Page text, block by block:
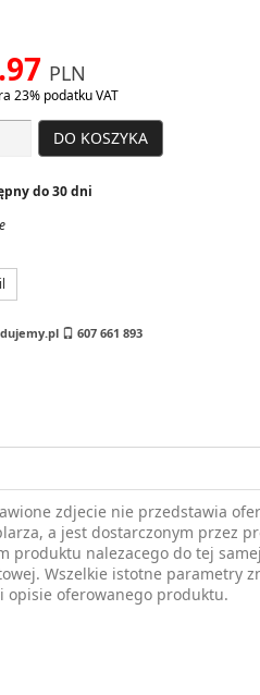
PLN
23% podatku VAT
DO KOSZYKA
do 30 dni
607 661 893
zdjecie nie przedstawia
a jest dostarczonym przez
produktu nalezacego do tej
Wszelkie istotne parametry
opisie oferowanego produktu.